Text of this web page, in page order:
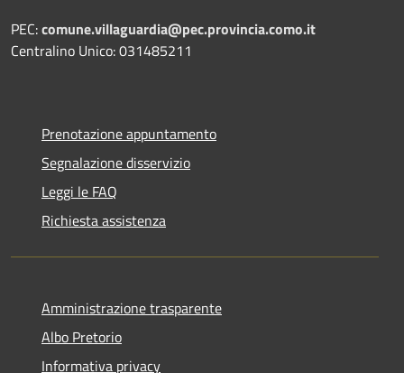
PEC:comune.villaguardia@pec.provincia.como.it
Centralino Unico: 031485211
Prenotazione appuntamento
Segnalazione disservizio
Leggi le FAQ
Richiesta assistenza
Amministrazione trasparente
Albo Pretorio
Informativa privacy